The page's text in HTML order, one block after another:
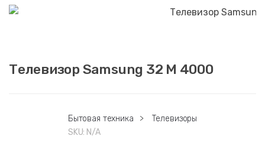
Телевизор Samsung 32 M 4000
Бытовая техника >
Телевизоры
SKU: N/A